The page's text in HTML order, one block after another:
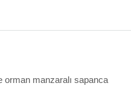
manzaralı sapanca